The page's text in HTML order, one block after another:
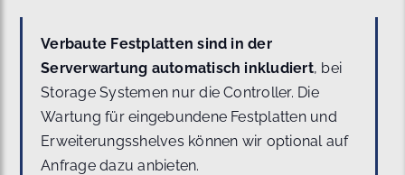
Verbaute Festplatten sind in der
Serverwartung automatisch inkludiert, bei
Storage Systemen nur die Controller. Die
Wartung für eingebundene Festplatten und
Erweiterungsshelves können wir optional auf
Anfrage dazu anbieten.